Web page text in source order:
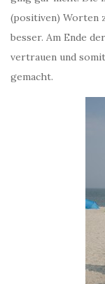
(positiven) Worten
besser. Am Ende
vertrauen und
gemacht.